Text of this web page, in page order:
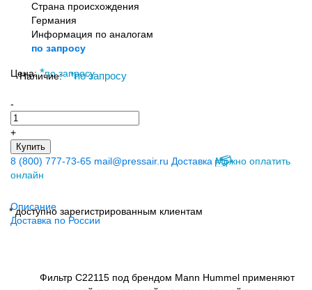
Страна происхождения
Германия
Информация по аналогам
по запросу
Цена: *по запросу
Наличие: *по запросу
-
+
Купить
8 (800) 777-73-65 mail@pressair.ru Доставка Можно оплатить
онлайн
* доступно зарегистрированным клиентам
Описание
Доставка по России
Фильтр C22115 под брендом Mann Hummel применяют